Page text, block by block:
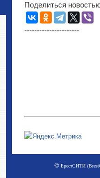
Поделиться
----------------------
©БрестСИТИ